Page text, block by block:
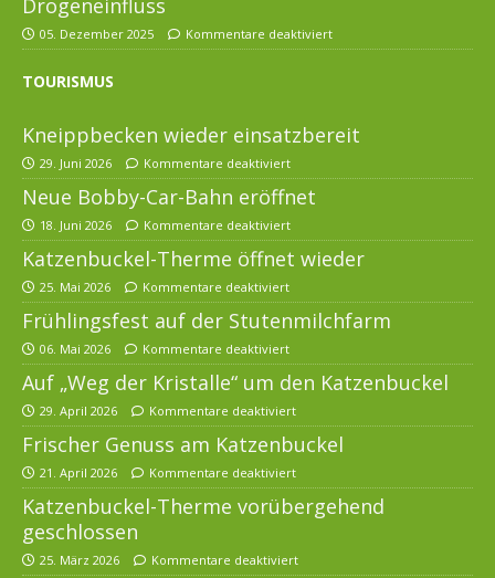
05. Dezember 2025 Kommentare deaktiviert
TOURISMUS
Kneippbecken wieder einsatzbereit
29. Juni 2026 Kommentare deaktiviert
Neue Bobby-Car-Bahn eröffnet
18. Juni 2026 Kommentare deaktiviert
Katzenbuckel-Therme öffnet wieder
25. Mai 2026 Kommentare deaktiviert
Frühlingsfest auf der Stutenmilchfarm
06. Mai 2026 Kommentare deaktiviert
Auf „Weg der Kristalle“ um den Katzenbuckel
29. April 2026 Kommentare deaktiviert
Frischer Genuss am Katzenbuckel
21. April 2026 Kommentare deaktiviert
Katzenbuckel-Therme vorübergehend
geschlossen
25. März 2026 Kommentare deaktiviert